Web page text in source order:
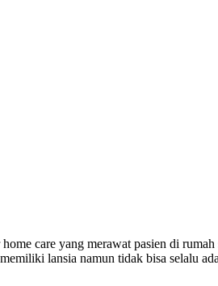
care yang merawat pasien di
lansia namun tidak bisa selalu